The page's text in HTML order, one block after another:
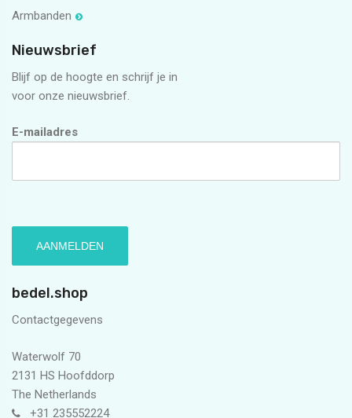
Armbanden
Nieuwsbrief
Blijf op de hoogte en schrijf je in
voor onze nieuwsbrief.
E-mailadres
bedel.shop
Contactgegevens
Waterwolf 70
2131 HS Hoofddorp
The Netherlands
+31 235552224